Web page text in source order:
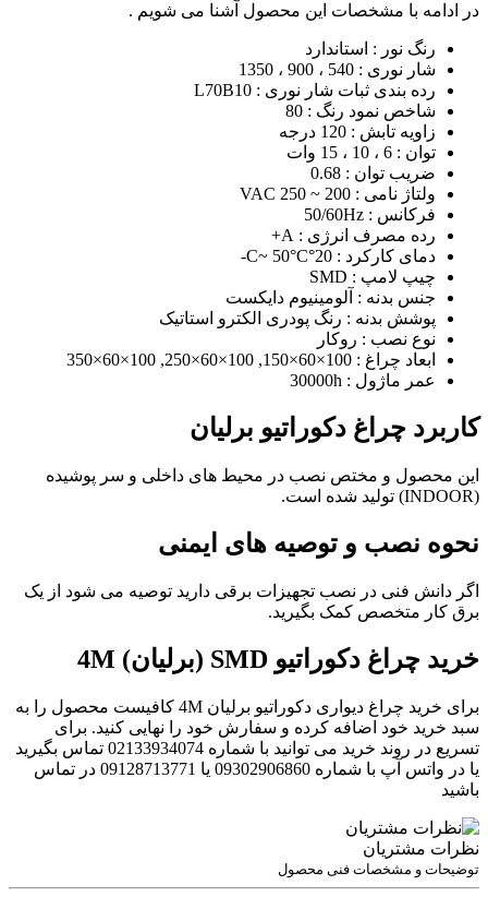
در ادامه با مشخصات این محصول آشنا می شویم .
رنگ نور : استاندارد
شار نوری : 540 ، 900 ، 1350
رده بندی ثبات شار نوری : L70B10
شاخص نمود رنگ : 80
زاویه تابش : 120 درجه
توان : 6 ، 10 ، 15 وات
ضریب توان : 0.68
ولتاژ نامی : 200 ~ 250 VAC
فرکانس : 50/60Hz
رده مصرف انرژی : A+
دمای کارکرد : 20°C~ 50°C-
چیپ لامپ : SMD
جنس بدنه : آلومینیوم دایکست
پوشش بدنه : رنگ پودری الکترو استاتیک
نوع نصب : روکار
ابعاد چراغ : 100×60×150, 100×60×250, 100×60×350
عمر ماژول : 30000h
کاربرد چراغ دکوراتیو برلیان
این محصول و مختص نصب در محیط های داخلی و سر پوشیده
(INDOOR) تولید شده است.
نحوه نصب و توصیه های ایمنی
اگر دانش فنی در نصب تجهیزات برقی دارید توصیه می شود از یک
برق کار متخصص کمک بگیرید.
خرید چراغ دکوراتیو SMD (برلیان) 4M
برای خرید چراغ دیواری دکوراتیو برلیان 4M کافیست محصول را به
سبد خرید خود اضافه کرده و سفارش خود را نهایی کنید. برای
تسریع در روند خرید می توانید با شماره 02133934074 تماس بگیرید
یا در واتس آپ با شماره 09302906860 یا 09128713771 در تماس
باشید
نظرات مشتریان
توضیحات و مشخصات فنی محصول